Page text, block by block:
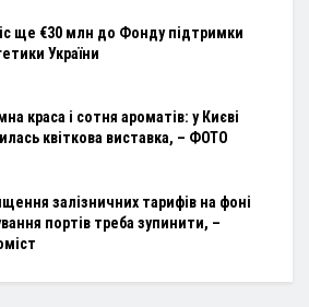
ще €30 млн до Фонду підтримки
України
краса і сотня ароматів: у Києві
квіткова виставка, – ФОТО
залізничних тарифів на фоні
портів треба зупинити, –